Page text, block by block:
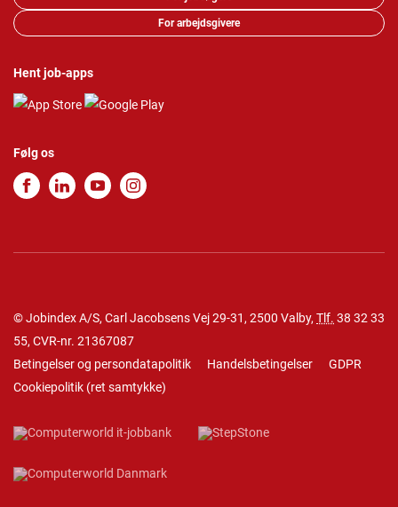
For arbejdsgivere
Hent job-apps
Følg os
© Jobindex A/S, Carl Jacobsens Vej 29-31, 2500 Valby, Tlf. 38 32 33
55, CVR-nr. 21367087
Betingelser og persondatapolitik
Handelsbetingelser
GDPR
Cookiepolitik (ret samtykke)